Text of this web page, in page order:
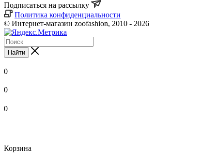
Подписаться на рассылку
Политика конфиденциальности
© Интернет-магазин zoofashion, 2010 - 2026
Найти
0
0
0
Корзина